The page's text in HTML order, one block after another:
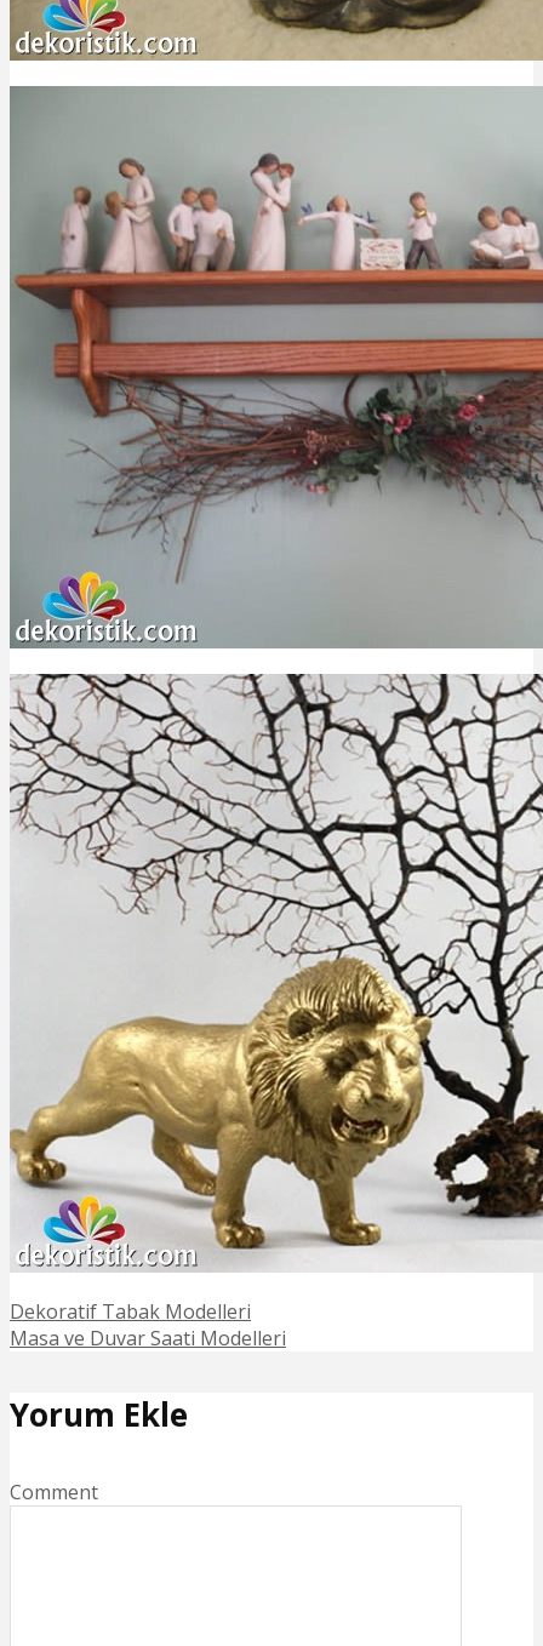
Dekoratif Tabak Modelleri
Masa ve Duvar Saati Modelleri
Yorum Ekle
Comment